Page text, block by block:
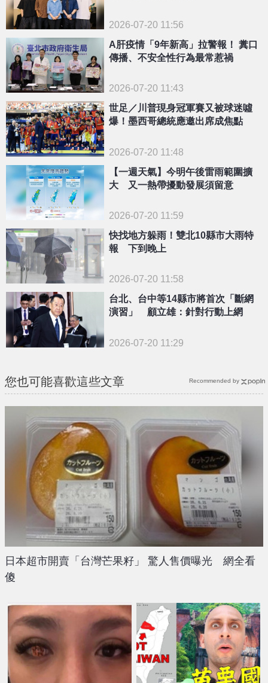
2026-07-20 11:56
A肝疫情「9年新高」拉警報！ 糞口
傳播、不安全性行為最常惹禍
2026-07-20 11:43
世足／川普現身冠軍賽又被球迷噓
爆！墨西哥總統應邀出席成焦點
2026-07-20 11:48
【一週天氣】今明午後雷雨範圍擴
大 又一熱帶擾動發展須留意
2026-07-20 11:59
快找地方躲雨！雙北10縣市大雨特
報 下到晚上
2026-07-20 11:58
台北、台中等14縣市將首次「斷網
演習」 顧立雄：針對行動上網
2026-07-20 11:29
您也可能喜歡這些文章
日本超市開賣「台灣芒果籽」 驚人售價曝光 網全看
傻
Recommended by